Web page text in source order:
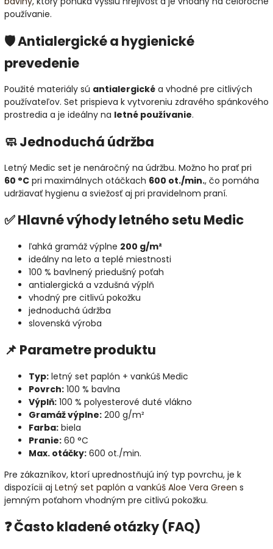
používanie.
🛡️ Antialergické a hygienické
prevedenie
Použité materiály sú antialergické a vhodné pre citlivých
používateľov. Set prispieva k vytvoreniu zdravého spánkového
prostredia a je ideálny na letné používanie.
🧼 Jednoduchá údržba
Letný Medic set je nenáročný na údržbu. Možno ho prať pri
60 °C pri maximálnych otáčkach 600 ot./min., čo pomáha
udržiavať hygienu a sviežosť aj pri pravidelnom praní.
✅ Hlavné výhody letného setu Medic
ľahká gramáž výplne 200 g/m²
ideálny na leto a teplé miestnosti
100 % bavlnený priedušný poťah
antialergická a vzdušná výplň
vhodný pre citlivú pokožku
jednoduchá údržba
slovenská výroba
📌 Parametre produktu
Typ: letný set paplón + vankúš Medic
Povrch: 100 % bavlna
Výplň: 100 % polyesterové duté vlákno
Gramáž výplne: 200 g/m²
Farba: biela
Pranie: 60 °C
Max. otáčky: 600 ot./min.
Pre zákazníkov, ktorí uprednostňujú iný typ povrchu, je k
dispozícii aj Letný set paplón a vankúš Aloe Vera Green s
jemným poťahom vhodným pre citlivú pokožku.
❓ Často kladené otázky (FAQ)